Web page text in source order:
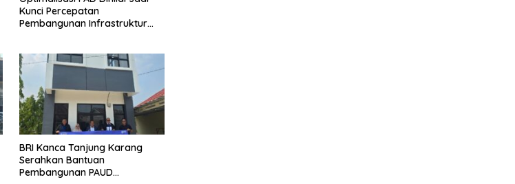
Kunci Percepatan
Pembangunan Infrastruktur
BRI Kanca Tanjung Karang
Serahkan Bantuan
Pembangunan PAUD